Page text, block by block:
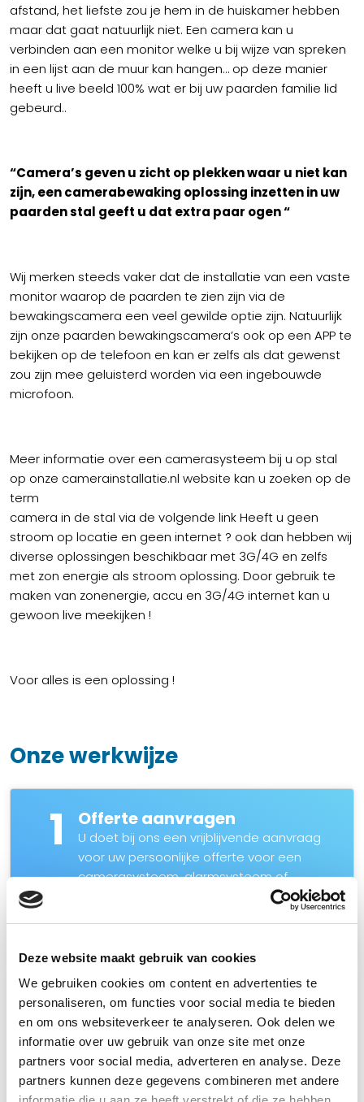
Deze website maakt gebruik van cookies
We gebruiken cookies om content en advertenties te
personaliseren, om functies voor social media te bieden
en om ons websiteverkeer te analyseren. Ook delen we
informatie over uw gebruik van onze site met onze
partners voor social media, adverteren en analyse. Deze
partners kunnen deze gegevens combineren met andere
afstand, het liefste zou je hem in de huiskamer hebben
maar dat gaat natuurlijk niet. Een camera kan u
verbinden aan een monitor welke u bij wijze van spreken
in een lijst aan de muur kan hangen… op deze manier
heeft u live beeld 100% wat er bij uw paarden familie lid
gebeurd..
“Camera’s geven u zicht op plekken waar u niet kan
zijn, een camerabewaking oplossing inzetten in uw
paarden stal geeft u dat extra paar ogen “
Wij merken steeds vaker dat de installatie van een vaste
monitor waarop de paarden te zien zijn via de
bewakingscamera een veel gewilde optie zijn. Natuurlijk
zijn onze paarden bewakingscamera’s ook op een APP te
bekijken op de telefoon en kan er zelfs als dat gewenst
zou zijn mee geluisterd worden via een ingebouwde
microfoon.
Meer informatie over een camerasysteem bij u op stal
op onze camerainstallatie.nl website kan u zoeken op de
term
camera in de stal via de volgende link Heeft u geen
stroom op locatie en geen internet ? ook dan hebben wij
diverse oplossingen beschikbaar met 3G/4G en zelfs
met zon energie als stroom oplossing. Door gebruik te
maken van zonenergie, accu en 3G/4G internet kan u
gewoon live meekijken !
Voor alles is een oplossing !
Onze werkwijze
1 Offerte aanvragen
U doet bij ons een vrijblijvende aanvraag
voor uw persoonlijke offerte voor een
camerasysteem, alarmsysteem of
intercom. Aan de hand van uw aanvraag
nemen wij contact met u op. Voor direct
2 Advies op locatie
Wij komen graag bij u langs om uw
persoonlijke situatie te bekijken en met u
de…
Lees meer